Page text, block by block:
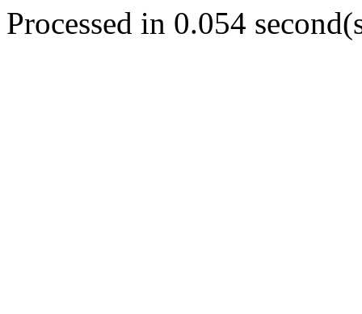
Processed in 0.054